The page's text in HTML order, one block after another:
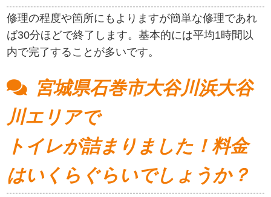
修理の程度や箇所にもよりますが簡単な修理であれ
ば30分ほどで終了します。基本的には平均1時間以
内で完了することが多いです。
宮城県石巻市大谷川浜大谷
川エリアで
トイレが詰まりました！料金
はいくらぐらいでしょうか？